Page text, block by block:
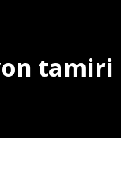
tamiri